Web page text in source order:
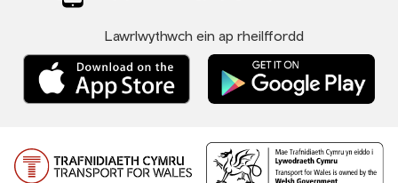
Lawrlwythwch ein ap rheilffordd